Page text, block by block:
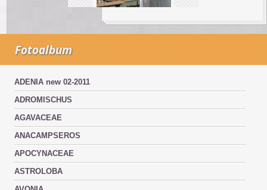
Fotoalbum
ADENIA new 02-2011
ADROMISCHUS
AGAVACEAE
ANACAMPSEROS
APOCYNACEAE
ASTROLOBA